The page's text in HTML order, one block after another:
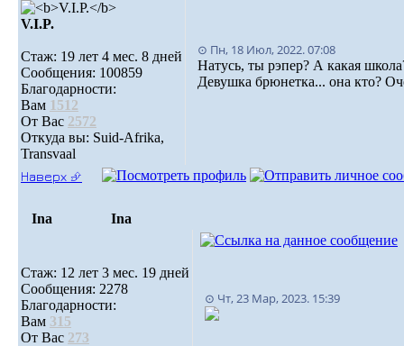
V.I.P.
Стаж: 19 лет 4 мес. 8 дней
Сообщения: 100859
Благодарности:
Вам 1512
От Вас 2572
Откуда вы: Suid-Afrika,
Transvaal
⊙ Пн, 18 Июл, 2022. 07:08
Натусь, ты рэпер? А какая
Девушка брюнетка... она кто?
Наверх ⮵
Ina Ina
Стаж: 12 лет 3 мес. 19 дней
Сообщения: 2278
Благодарности:
Вам 315
От Вас 273
⊙ Чт, 23 Мар, 2023. 15:39